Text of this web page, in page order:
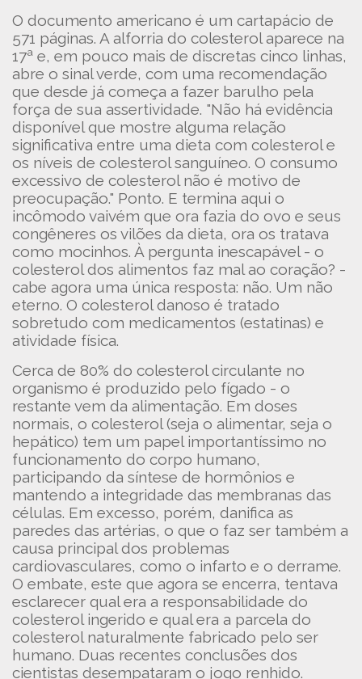
O documento americano é um cartapácio de
571 páginas. A alforria do colesterol aparece na
17ª e, em pouco mais de discretas cinco linhas,
abre o sinal verde, com uma recomendação
que desde já começa a fazer barulho pela
força de sua assertividade. "Não há evidência
disponível que mostre alguma relação
significativa entre uma dieta com colesterol e
os níveis de colesterol sanguíneo. O consumo
excessivo de colesterol não é motivo de
preocupação." Ponto. E termina aqui o
incômodo vaivém que ora fazia do ovo e seus
congêneres os vilões da dieta, ora os tratava
como mocinhos. À pergunta inescapável - o
colesterol dos alimentos faz mal ao coração? -
cabe agora uma única resposta: não. Um não
eterno. O colesterol danoso é tratado
sobretudo com medicamentos (estatinas) e
atividade física.
Cerca de 80% do colesterol circulante no
organismo é produzido pelo fígado - o
restante vem da alimentação. Em doses
normais, o colesterol (seja o alimentar, seja o
hepático) tem um papel importantíssimo no
funcionamento do corpo humano,
participando da síntese de hormônios e
mantendo a integridade das membranas das
células. Em excesso, porém, danifica as
paredes das artérias, o que o faz ser também a
causa principal dos problemas
cardiovasculares, como o infarto e o derrame.
O embate, este que agora se encerra, tentava
esclarecer qual era a responsabilidade do
colesterol ingerido e qual era a parcela do
colesterol naturalmente fabricado pelo ser
humano. Duas recentes conclusões dos
cientistas desempataram o jogo renhido.